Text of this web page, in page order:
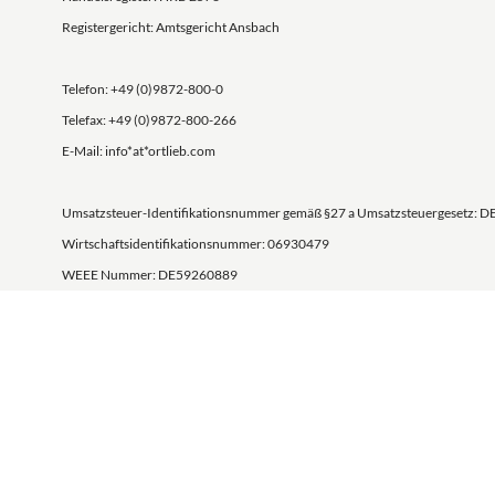
Registergericht: Amtsgericht Ansbach
Telefon: +49 (0)9872-800-0
Telefax: +49 (0)9872-800-266
E-Mail: info*at*ortlieb.com
Umsatzsteuer-Identifikationsnummer gemäß §27 a Umsatzsteuergesetz:
Wirtschaftsidentifikationsnummer: 06930479
WEEE Nummer: DE59260889